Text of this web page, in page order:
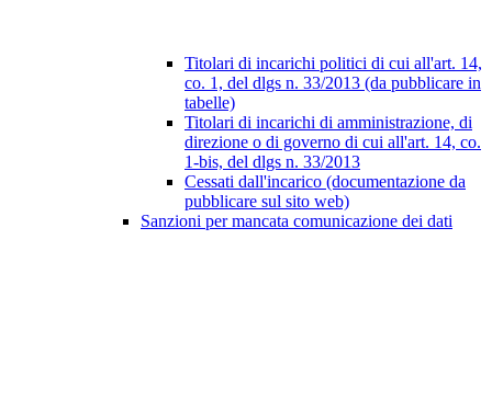
Titolari di incarichi politici di cui all'art. 14,
co. 1, del dlgs n. 33/2013 (da pubblicare in
tabelle)
Titolari di incarichi di amministrazione, di
direzione o di governo di cui all'art. 14, co.
1-bis, del dlgs n. 33/2013
Cessati dall'incarico (documentazione da
pubblicare sul sito web)
Sanzioni per mancata comunicazione dei dati